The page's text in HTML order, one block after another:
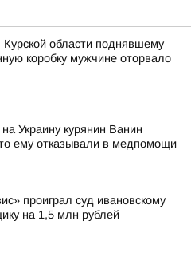
области поднявшему
коробку мужчине оторвало
Украину курянин Ванин
ему отказывали в медпомощи
проиграл суд ивановскому
на 1,5 млн рублей